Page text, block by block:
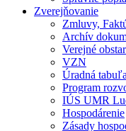
Zverejňovanie
Zmluvy,
Archív
Verejné
VZN
Úradná tabuľa
Program
IÚS UMR
Hospodárenie
Zásady